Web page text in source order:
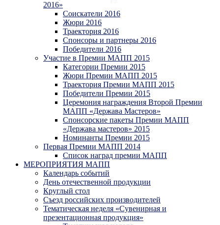
2016»
Соискатели 2016
Жюри 2016
Траектория 2016
Спонсоры и партнеры 2016
Победители 2016
Участие в Премии МАПП 2015
Категории Премии 2015
Жюри Премии МАПП 2015
Траектория Премии МАПП 2015
Победители Премии 2015
Церемония награждения Второй Премии
МАПП «Держава Мастеров»
Спонсорские пакеты Премии МАПП
«Держава мастеров» 2015
Номинанты Премии 2015
Первая Премии МАПП 2014
Список наград премии МАПП
МЕРОПРИЯТИЯ МАПП
Календарь событий
День отечественной продукции
Круглый стол
Съезд российских производителей
Тематическая неделя «Сувенирная и
презентационная продукция»